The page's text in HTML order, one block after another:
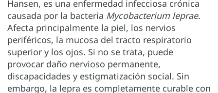
Hansen, es una enfermedad infecciosa crónica
causada por la bacteria Mycobacterium leprae.
Afecta principalmente la piel, los nervios
periféricos, la mucosa del tracto respiratorio
superior y los ojos. Si no se trata, puede
provocar daño nervioso permanente,
discapacidades y estigmatización social. Sin
embargo, la lepra es completamente curable con